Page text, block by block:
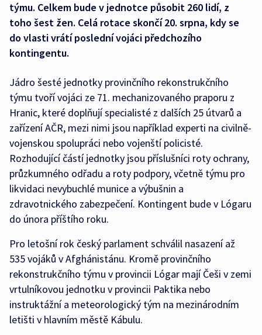
týmu. Celkem bude v jednotce působit 260 lidí, z
toho šest žen. Celá rotace skončí 20. srpna, kdy se
do vlasti vrátí poslední vojáci předchozího
kontingentu.
Jádro šesté jednotky provinčního rekonstrukčního
týmu tvoří vojáci ze 71. mechanizovaného praporu z
Hranic, které doplňují specialisté z dalších 25 útvarů a
zařízení AČR, mezi nimi jsou například experti na civilně-
vojenskou spolupráci nebo vojenští policisté.
Rozhodující částí jednotky jsou příslušníci roty ochrany,
průzkumného odřadu a roty podpory, včetně týmu pro
likvidaci nevybuchlé munice a výbušnin a
zdravotnického zabezpečení. Kontingent bude v Lógaru
do února příštího roku.
Pro letošní rok český parlament schválil nasazení až
535 vojáků v Afghánistánu. Kromě provinčního
rekonstrukčního týmu v provincii Lógar mají Češi v zemi
vrtulníkovou jednotku v provincii Paktika nebo
instruktážní a meteorologický tým na mezinárodním
letišti v hlavním městě Kábulu.